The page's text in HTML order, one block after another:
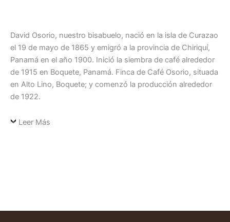
David Osorio, nuestro bisabuelo, nació en la isla de Curazao
el 19 de mayo de 1865 y emigró a la provincia de Chiriquí,
Panamá en el año 1900. Inició la siembra de café alrededor
de 1915 en Boquete, Panamá. Finca de Café Osorio, situada
en Alto Lino, Boquete; y comenzó la producción alrededor
de 1922.
Leer Más